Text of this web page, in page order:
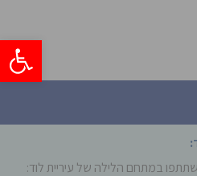
פתח
במתחם הלילה של עיריית לוד: